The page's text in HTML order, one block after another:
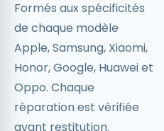
Formés aux spécificités
de chaque modèle
Apple, Samsung, Xiaomi,
Honor, Google, Huawei et
Oppo. Chaque
réparation est vérifiée
avant restitution.